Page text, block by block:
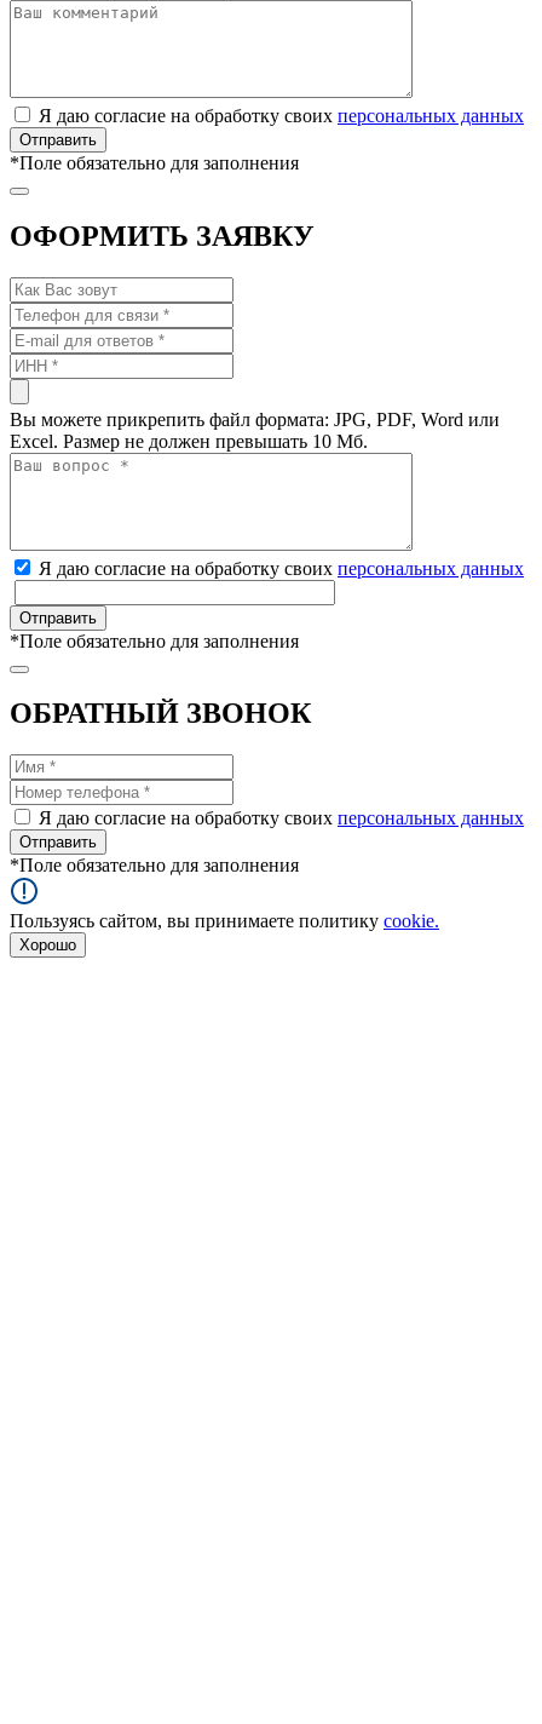
Я даю согласие на обработку своих персональных данных
*Поле обязательно для заполнения
ОФОРМИТЬ ЗАЯВКУ
Вы можете прикрепить файл формата: JPG, PDF, Word или
Excel. Размер не должен превышать 10 Мб.
Я даю согласие на обработку своих персональных данных
*Поле обязательно для заполнения
ОБРАТНЫЙ ЗВОНОК
Я даю согласие на обработку своих персональных данных
*Поле обязательно для заполнения
Пользуясь сайтом, вы принимаете политику cookie.
Хорошо